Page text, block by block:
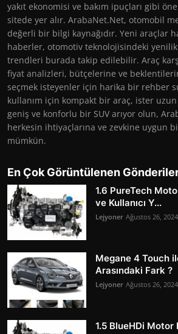
yakıt ekonomisi ve bakım ipuçları gibi
sitede yer alır. ArabaNet.Net, otomobil
değerli bir bilgi kaynağıdır. Yeni araçlar
haberler, otomotiv teknolojisindeki
trendleri burada takip edilebilir. Araç
fiyat analizleri, bütçelerine ve
seçmek isteyenler için harika bir rehber
kullanım için kompakt bir araç, ister
geniş ve konforlu bir SUV arıyor olun,
herkesin ihtiyaçlarına ve zevkine uygun
mümkün.
En Çok Görüntülenen
1.6 PureTech
ve Kullanıcı Y...
Lejyoner Ağustos 26, 2024
Megane 4 Touch
Arasındaki Fark ?
Lejyoner Ağustos 26, 2024
1.5 BlueHDi Motor